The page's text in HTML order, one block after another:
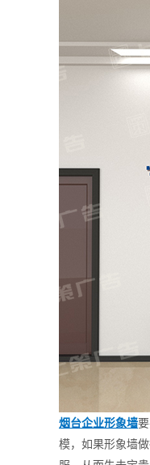
烟台企业形象墙
模，如果形象墙